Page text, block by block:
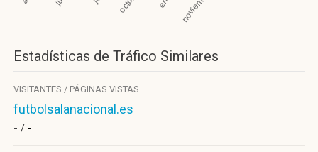
Estadísticas de Tráfico Similares
VISITANTES / PÁGINAS VISTAS
futbolsalanacional.es
- / -